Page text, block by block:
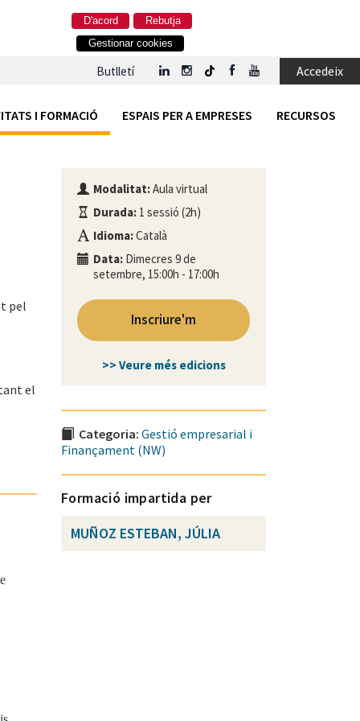
Rebutja
D'acord
Gestionar cookies
Butlletí Accedeix
I FORMACIÓ ESPAIS PER A EMPRESES RECURSOS
pel
el
Modalitat:Aula virtual
Durada: 1 sessió (2h)
Idioma:Català
Data: Dimecres 9 de
setembre, 15:00h - 17:00h
Inscriure'm
>> Veure més edicions
Categoria: Gestió empresarial i
Finançament (NW)
Formació impartida per
MUÑOZ ESTEBAN, JÚLIA